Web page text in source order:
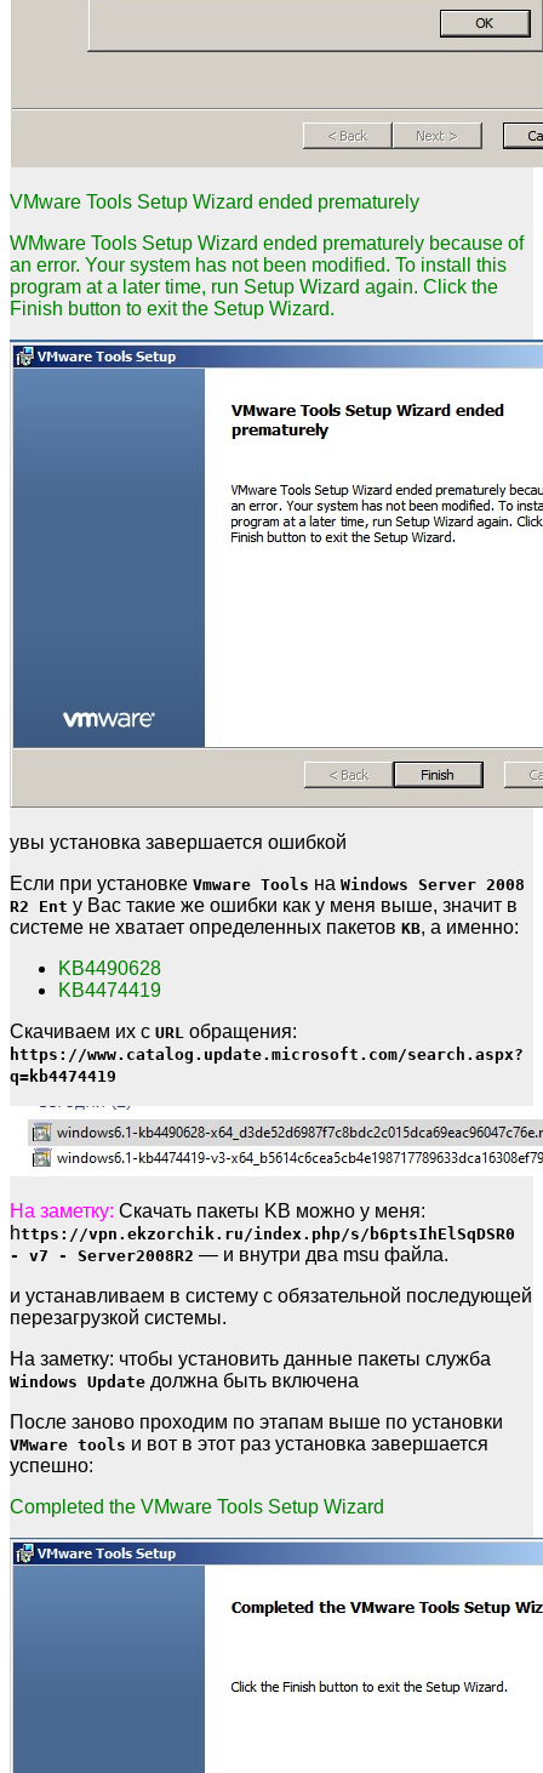
VMware Tools Setup Wizard ended prematurely
WMware Tools Setup Wizard ended prematurely because of
an error. Your system has not been modified. To install this
program at a later time, run Setup Wizard again. Click the
Finish button to exit the Setup Wizard.
увы установка завершается ошибкой
Если при установке Vmware Tools на Windows Server 2008
R2 Ent у Вас такие же ошибки как у меня выше, значит в
системе не хватает определенных пакетов KB, а именно:
KB4490628
KB4474419
Скачиваем их с URL обращения:
https://www.catalog.update.microsoft.com/search.aspx?
q=kb4474419
На заметку: Скачать пакеты KB можно у меня:
https://vpn.ekzorchik.ru/index.php/s/b6ptsIhElSqDSR0
- v7 - Server2008R2 — и внутри два msu файла.
и устанавливаем в систему с обязательной последующей
перезагрузкой системы.
На заметку: чтобы установить данные пакеты служба
Windows Update должна быть включена
После заново проходим по этапам выше по установки
VMware tools и вот в этот раз установка завершается
успешно:
Completed the VMware Tools Setup Wizard